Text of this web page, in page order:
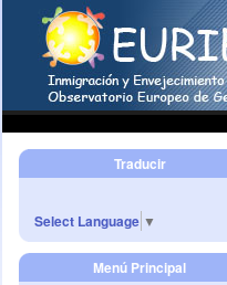
Traducir
Select Language ▼
Menú Principal